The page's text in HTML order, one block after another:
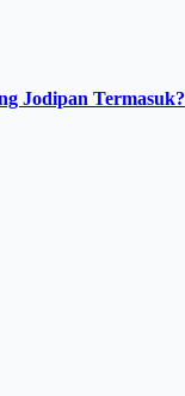
Jodipan Termasuk?